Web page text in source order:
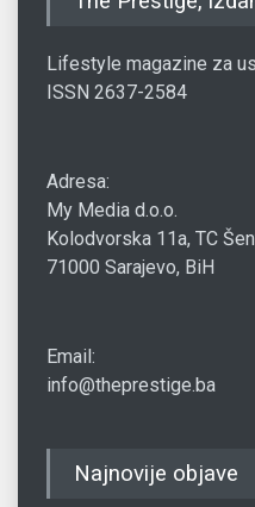
Lifestyle magazine za
ISSN 2637-2584
Adresa:
My Media d.o.o.
Kolodvorska 11a, TC
71000 Sarajevo, BiH
Email:
info@theprestige.ba
Najnovije objave